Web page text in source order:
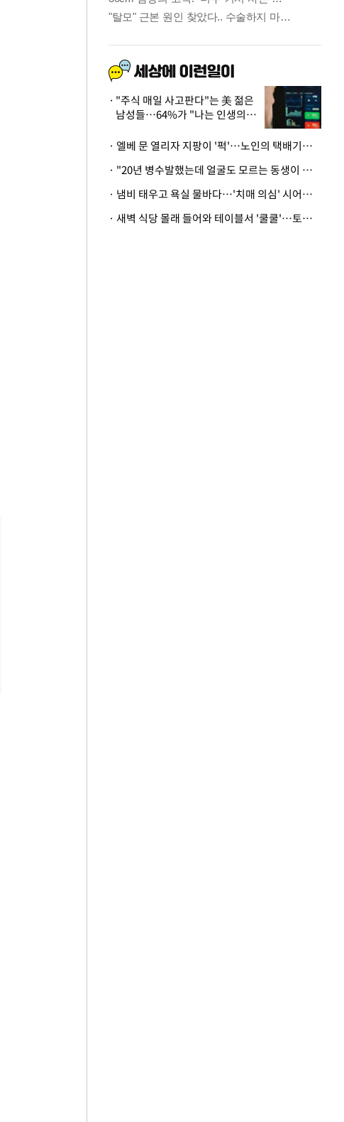
"주식 매일 사고판다"는 美 젊은
남성들…64%가 "나는 인생의
· 엘베 문 열리자 지팡이 '퍽'…노인의 택배기사 폭행 이유
· "20년 병수발했는데 얼굴도 모르는 동생이 유산 절반을"…배다른 형제 상속권 있을까
· 냄비 태우고 욕실 물바다…'치매 의심' 시어머니 검사 권유했다가 '날벼락'
· 새벽 식당 몰래 들어와 테이블서 '쿨쿨'…토사물 남기고 사라진 남성